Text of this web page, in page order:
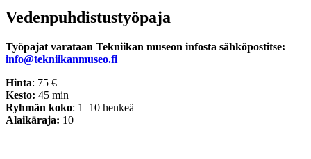
Vedenpuhdistustyöpaja
Työpajat varataan Tekniikan museon infosta sähköpostitse:
info@tekniikanmuseo.fi
Hinta: 75 €
Kesto: 45 min
Ryhmän koko: 1–10 henkeä
Alaikäraja: 10